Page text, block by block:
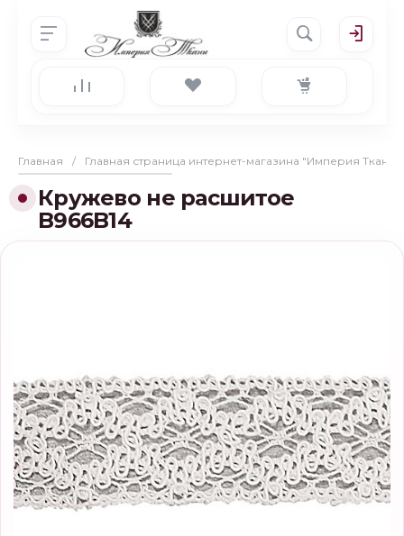
Главная / Главная страница интернет-магазина "Империя Ткани"
Кружево не расшитое
B966B14